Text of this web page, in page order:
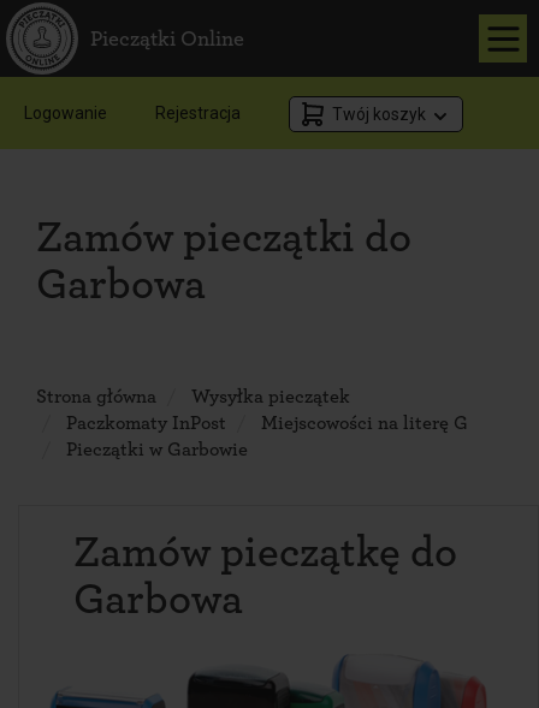
Pieczątki Online
Logowanie Rejestracja Twój koszyk
Zamów pieczątki do
Garbowa
Strona główna
Wysyłka pieczątek
Paczkomaty InPost
Miejscowości na literę G
Pieczątki w Garbowie
Zamów pieczątkę do
Garbowa